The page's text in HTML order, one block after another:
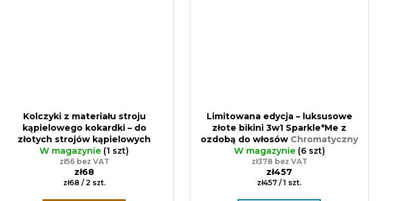
Kolczyki z materiału stroju
kąpielowego kokardki – do
złotych strojów kąpielowych
Ręczna produkcja bez
pozostałości
W magazynie (1 szt)
zł56 bez VAT
zł68
Cena
zł68 / 2 szt.
Limitowana edycja – luksusowe
złote bikini 3w1 Sparkle*Me z
ozdobą do włosów Chromatyczny
połysk | S–XL | Prezent
W magazynie (6 szt)
zł378 bez VAT
zł457
Cena
zł457 / 1 szt.